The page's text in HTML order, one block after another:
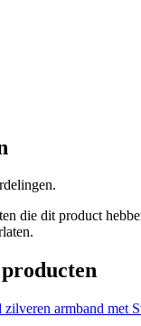
die dit product